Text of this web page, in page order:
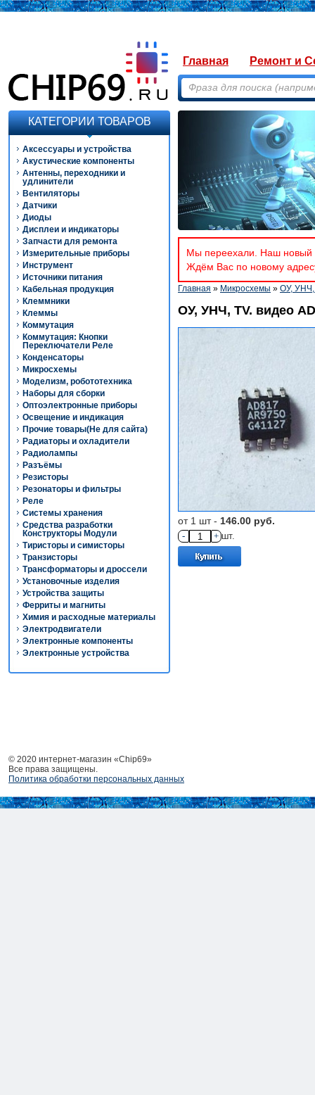
Главная Ремонт и
КАТЕГОРИИ ТОВАРОВ
Аксессуары и устройства
Акустические компоненты
Антенны, переходники и
удлинители
Вентиляторы
Датчики
Диоды
Дисплеи и индикаторы
Запчасти для ремонта
Измерительные приборы
Инструмент
Источники питания
Кабельная продукция
Клеммники
Клеммы
Коммутация
Коммутация: Кнопки
Переключатели Реле
Конденсаторы
Микросхемы
Моделизм, робототехника
Наборы для сборки
Оптоэлектронные приборы
Освещение и индикация
Прочие товары(Не для сайта)
Радиаторы и охладители
Радиолампы
Разъёмы
Резисторы
Резонаторы и фильтры
Реле
Системы хранения
Средства разработки
Конструкторы Модули
Тиристоры и симисторы
Транзисторы
Трансформаторы и дроссели
Установочные изделия
Устройства защиты
Ферриты и магниты
Химия и расходные материалы
Электродвигатели
Электронные компоненты
Электронные устройства
Мы переехали. Наш новый
Ждём Вас по новому
Главная » Микросхемы » ОУ, УНЧ,
ОУ, УНЧ, TV. видео
от 1 шт - 146.00 руб.
- + шт.
© 2020 интернет-магазин «Chip69»
Все права защищены.
Политика обработки персональных данных